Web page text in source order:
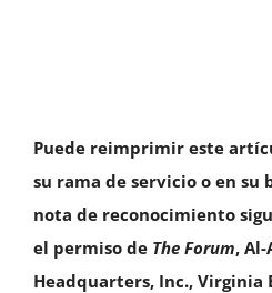
Puede reimprimir este
su rama de servicio o en su
nota de reconocimiento
el permiso de The Forum,
Headquarters, Inc., Virginia